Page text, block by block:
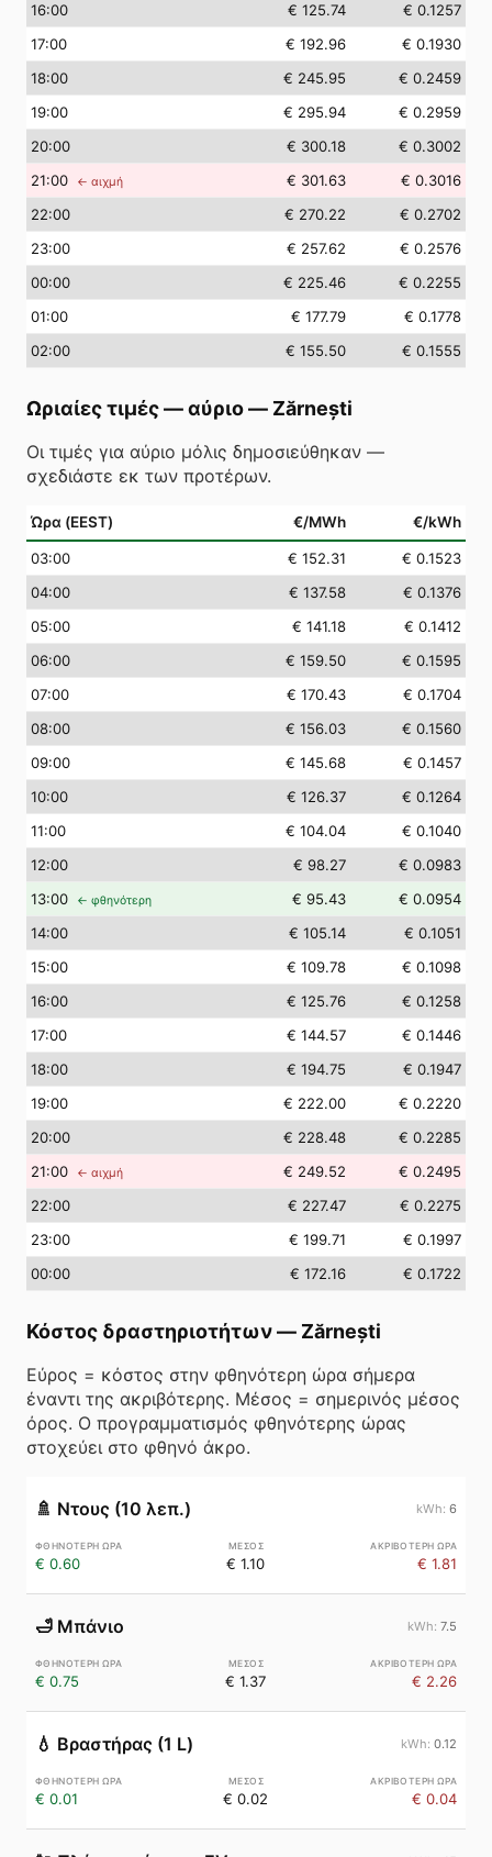
16:00 € 125.74
€ 0.1257
17:00 € 192.96
€ 0.1930
18:00 € 245.95
€ 0.2459
19:00 € 295.94
€ 0.2959
20:00 € 300.18
€ 0.3002
21:00 ← αιχμή € 301.63
€ 0.3016
22:00 € 270.22
€ 0.2702
23:00 € 257.62
€ 0.2576
00:00 € 225.46
€ 0.2255
01:00 € 177.79
€ 0.1778
02:00 € 155.50 € 0.1555
Ωριαίες τιμές — αύριο— Zărnești
Οι τιμές για αύριο μόλις δημοσιεύθηκαν —
σχεδιάστε εκ των προτέρων.
Ώρα (EEST) €/MWh €/kWh
03:00 € 152.31
€ 0.1523
04:00 € 137.58
€ 0.1376
05:00 € 141.18
€ 0.1412
06:00 € 159.50
€ 0.1595
07:00 € 170.43
€ 0.1704
08:00 € 156.03
€ 0.1560
09:00 € 145.68
€ 0.1457
10:00 € 126.37
€ 0.1264
11:00 € 104.04
€ 0.1040
12:00 € 98.27
€ 0.0983
13:00 ← φθηνότερη € 95.43
€ 0.0954
14:00 € 105.14
€ 0.1051
15:00 € 109.78
€ 0.1098
16:00 € 125.76
€ 0.1258
17:00 € 144.57
€ 0.1446
18:00 € 194.75
€ 0.1947
19:00 € 222.00
€ 0.2220
20:00 € 228.48
€ 0.2285
21:00 ← αιχμή € 249.52
€ 0.2495
22:00 € 227.47
€ 0.2275
23:00 € 199.71
€ 0.1997
00:00 € 172.16 € 0.1722
Κόστος δραστηριοτήτων— Zărnești
Εύρος = κόστος στην φθηνότερη ώρα σήμερα
έναντι της ακριβότερης. Μέσος = σημερινός μέσος
όρος. Ο προγραμματισμός φθηνότερης ώρας
στοχεύει στο φθηνό άκρο.
🚿 Ντους (10 λεπ.) 6
€ 0.60 € 1.10 € 1.81
🛁 Μπάνιο 7.5
€ 0.75 € 1.37 € 2.26
💧 Βραστήρας (1 L) 0.12
€ 0.01 € 0.02 € 0.04